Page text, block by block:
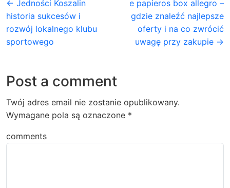
← Jedności Koszalin
historia sukcesów i
rozwój lokalnego klubu
sportowego
e papieros box allegro –
gdzie znaleźć najlepsze
oferty i na co zwrócić
uwagę przy zakupie →
Post a comment
Twój adres email nie zostanie opublikowany.
Wymagane pola są oznaczone *
comments